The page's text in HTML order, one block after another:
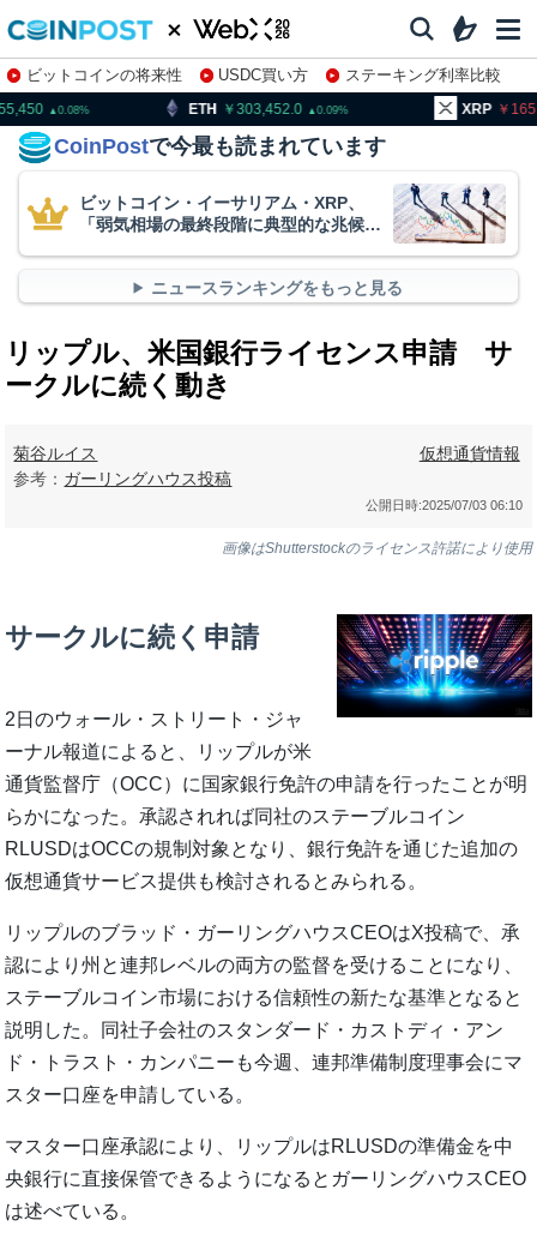
ビットコインの将来性 USDC買い方
ステーキング利率比較
株特集・関連銘柄
ETH 303,452.0 XRP 165.94
CoinPostで今最も読まれています
ビットコイン・イーサリアム・XRP、
「弱気相場の最終段階に典型的な兆候」
ニュースランキングをもっと見る
リップル、米国銀行ライセンス申請 サ
ークルに続く動き
菊谷ルイス
参考： ガーリングハウス投稿
仮想通貨情報
公開日時:2025/07/03 06:10
画像はShutterstockのライセンス許諾により使用
サークルに続く申請
2日のウォール・ストリート・ジャ
ーナル報道によると、リップルが米
通貨監督庁（OCC）に国家銀行免許の申請を行ったことが明
らかになった。承認されれば同社のステーブルコイン
RLUSDはOCCの規制対象となり、銀行免許を通じた追加の
仮想通貨サービス提供も検討されるとみられる。
リップルのブラッド・ガーリングハウスCEOはX投稿で、承
認により州と連邦レベルの両方の監督を受けることになり、
ステーブルコイン市場における信頼性の新たな基準となると
説明した。同社子会社のスタンダード・カストディ・アン
ド・トラスト・カンパニーも今週、連邦準備制度理事会にマ
スター口座を申請している。
マスター口座承認により、リップルはRLUSDの準備金を中
央銀行に直接保管できるようになるとガーリングハウスCEO
は述べている。